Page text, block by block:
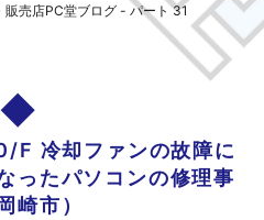
売店PC堂ブログ - パート 31
冷却ファンの故障に
ったパソコンの修理事
崎市）